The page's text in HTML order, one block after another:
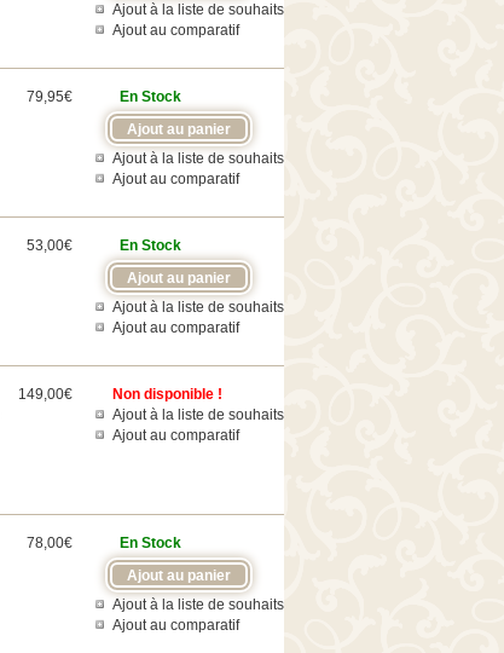
Ajout à la liste de souhaits
Ajout au comparatif
En Stock
Ajout à la liste de souhaits
Ajout au comparatif
79,95€
En Stock
Ajout à la liste de souhaits
Ajout au comparatif
53,00€
Non disponible !
Ajout à la liste de souhaits
Ajout au comparatif
149,00€
En Stock
Ajout à la liste de souhaits
Ajout au comparatif
78,00€